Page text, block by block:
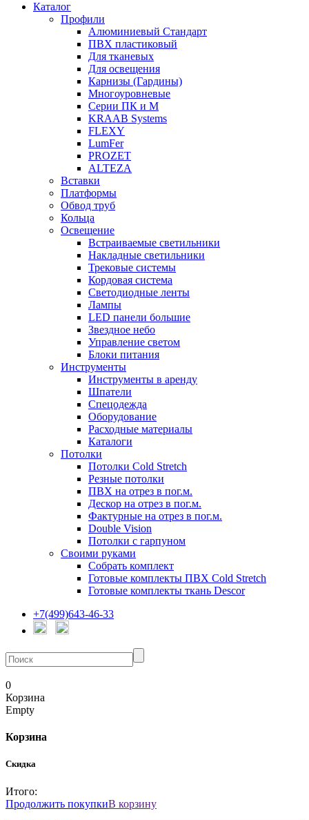
Каталог
Профили
Алюминиевый Стандарт
ПВХ пластиковый
Для тканевых
Для освещения
Карнизы (Гардины)
Многоуровневые
Серии ПК и М
KRAAB Systems
FLEXY
LumFer
PROZET
ALTEZA
Вставки
Платформы
Обвод труб
Кольца
Освещение
Встраиваемые светильники
Накладные светильники
Трековые системы
Кордовая система
Светодиодные ленты
Лампы
LED панели большие
Звездное небо
Управление светом
Блоки питания
Инструменты
Инструменты в аренду
Шпатели
Спецодежда
Оборудование
Расходные материалы
Каталоги
Потолки
Потолки Cold Stretch
Резные потолки
ПВХ на отрез в пог.м.
Дескор на отрез в пог.м.
Фактурные на отрез в пог.м.
Double Vision
Потолки с гарпуном
Своими руками
Собрать комплект
Готовые комплекты ПВХ Cold Stretch
Готовые комплекты ткань Descor
+7(499)643-46-33
0
Корзина
Empty
Корзина
Скидка
Итого:
Продолжить покупкиВ корзину